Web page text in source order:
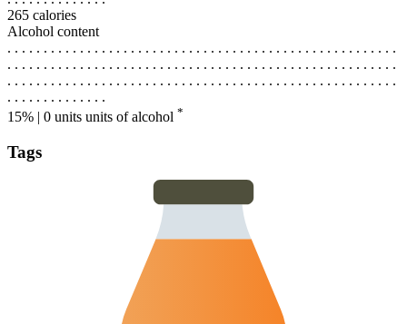
265 calories
Alcohol content
. . . . . . . . . . . . . . . . . . . . . . . . . . . . . . . . . . . . . . . . . . . . . . . . . . . . . .
. . . . . . . . . . . . . . . . . . . . . . . . . . . . . . . . . . . . . . . . . . . . . . . . . . . . . .
. . . . . . . . . . . . . . . . . . . . . . . . . . . . . . . . . . . . . . . . . . . . . . . . . . . . . .
. . . . . . . . . . . . . .
15% | 0 units units of alcohol *
Tags